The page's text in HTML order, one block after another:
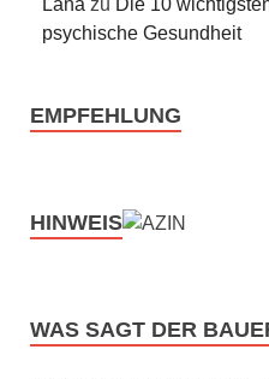
Lana zu Die 10
psychische Gesundheit
EMPFEHLUNG
HINWEIS
WAS SAGT DER